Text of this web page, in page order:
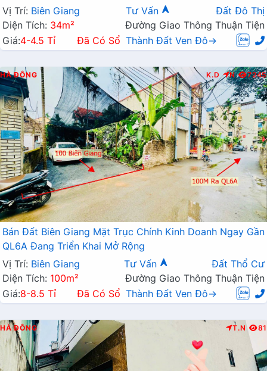
Vị Trí: Biên Giang Tư Vấn
Đất Đô Thị
Diện Tích: 34m²
Đường Giao Thông Thuận Tiện
Giá:4-4.5 Tỉ Đã Có Sổ Thành Đất Ven Đô→
HÀ ĐÔNG K.D N 7245
Bán Đất Biên Giang Mặt Trục Chính Kinh Doanh Ngay Gần
QL6A Đang Triển Khai Mở Rộng
Vị Trí: Biên Giang Tư Vấn
Đất Thổ Cư
Diện Tích: 100m²
Đường Giao Thông Thuận Tiện
Giá:8-8.5 Tỉ Đã Có Sổ Thành Đất Ven Đô→
HÀ ĐÔNG T.N 81